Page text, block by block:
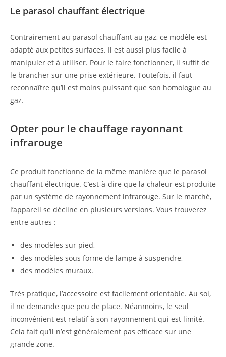
Le parasol chauffant électrique
Contrairement au parasol chauffant au gaz, ce modèle est
adapté aux petites surfaces. Il est aussi plus facile à
manipuler et à utiliser. Pour le faire fonctionner, il suffit de
le brancher sur une prise extérieure. Toutefois, il faut
reconnaître qu’il est moins puissant que son homologue au
gaz.
Opter pour le chauffage rayonnant
infrarouge
Ce produit fonctionne de la même manière que le parasol
chauffant électrique. C’est-à-dire que la chaleur est produite
par un système de rayonnement infrarouge. Sur le marché,
l’appareil se décline en plusieurs versions. Vous trouverez
entre autres :
des modèles sur pied,
des modèles sous forme de lampe à suspendre,
des modèles muraux.
Très pratique, l’accessoire est facilement orientable. Au sol,
il ne demande que peu de place. Néanmoins, le seul
inconvénient est relatif à son rayonnement qui est limité.
Cela fait qu’il n’est généralement pas efficace sur une
grande zone.